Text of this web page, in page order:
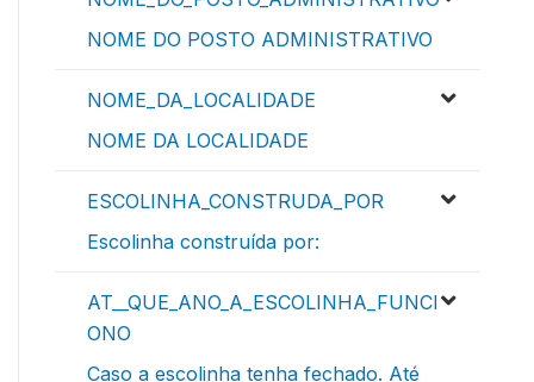
NOME DO POSTO ADMINISTRATIVO
NOME_DA_LOCALIDADE
NOME DA LOCALIDADE
ESCOLINHA_CONSTRUDA_POR
Escolinha construída por:
AT__QUE_ANO_A_ESCOLINHA_FUNCI
ONO
Caso a escolinha tenha fechado. Até